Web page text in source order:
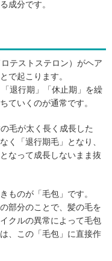
成分です。
テストステロン）がヘア
で起こります。
退行期」「休止期」を繰
ていくのが通常です。
毛が太く長く成長した
く「退行期毛」となり、
なって成長しないまま抜
ものが「毛包」です。
部分のことで、髪の毛を
クルの異常によって毛包
、この「毛包」に直接作